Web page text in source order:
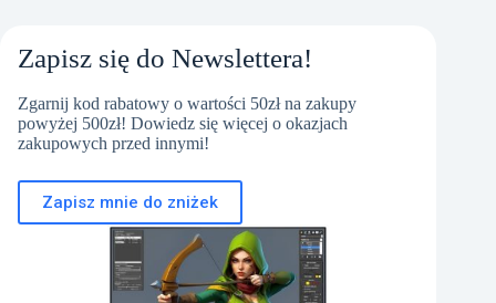
Zapisz się do Newslettera!
Zgarnij kod rabatowy o wartości 50zł na zakupy
powyżej 500zł! Dowiedz się więcej o okazjach
zakupowych przed innymi!
Zapisz mnie do zniżek